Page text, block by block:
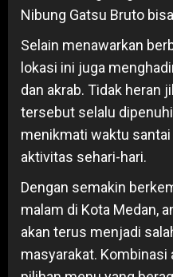
Nibung Gatsu Bruto
Selain menawarkan
lokasi ini juga
dan akrab. Tidak heran
tersebut selalu
menikmati waktu
aktivitas sehari-hari.
Dengan semakin
malam di Kota Medan,
akan terus menjadi
masyarakat. Kombinasi